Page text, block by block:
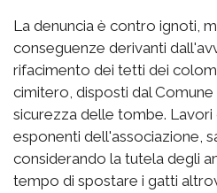
La denuncia è contro ignoti,
conseguenze derivanti
rifacimento dei tetti dei
cimitero, disposti dal Comune
sicurezza delle tombe.
esponenti dell'associazione,
considerando la tutela degli
tempo di spostare i gatti